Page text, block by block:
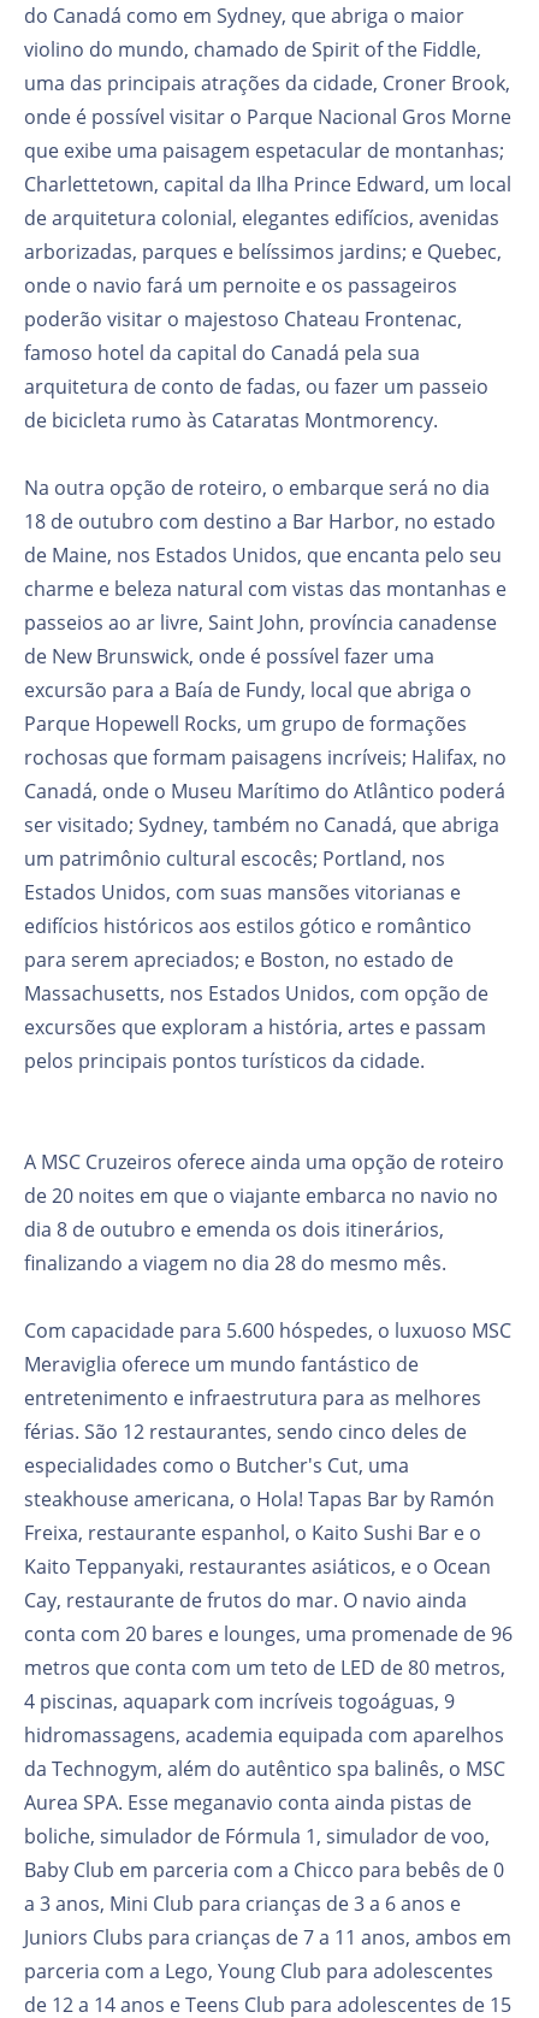
do Canadá como em Sydney, que abriga o maior
violino do mundo, chamado de Spirit of the Fiddle,
uma das principais atrações da cidade, Croner Brook,
onde é possível visitar o Parque Nacional Gros Morne
que exibe uma paisagem espetacular de montanhas;
Charlettetown, capital da Ilha Prince Edward, um local
de arquitetura colonial, elegantes edifícios, avenidas
arborizadas, parques e belíssimos jardins; e Quebec,
onde o navio fará um pernoite e os passageiros
poderão visitar o majestoso Chateau Frontenac,
famoso hotel da capital do Canadá pela sua
arquitetura de conto de fadas, ou fazer um passeio
de bicicleta rumo às Cataratas Montmorency.
Na outra opção de roteiro, o embarque será no dia
18 de outubro com destino a Bar Harbor, no estado
de Maine, nos Estados Unidos, que encanta pelo seu
charme e beleza natural com vistas das montanhas e
passeios ao ar livre, Saint John, província canadense
de New Brunswick, onde é possível fazer uma
excursão para a Baía de Fundy, local que abriga o
Parque Hopewell Rocks, um grupo de formações
rochosas que formam paisagens incríveis; Halifax, no
Canadá, onde o Museu Marítimo do Atlântico poderá
ser visitado; Sydney, também no Canadá, que abriga
um patrimônio cultural escocês; Portland, nos
Estados Unidos, com suas mansões vitorianas e
edifícios históricos aos estilos gótico e romântico
para serem apreciados; e Boston, no estado de
Massachusetts, nos Estados Unidos, com opção de
excursões que exploram a história, artes e passam
pelos principais pontos turísticos da cidade.
A MSC Cruzeiros oferece ainda uma opção de roteiro
de 20 noites em que o viajante embarca no navio no
dia 8 de outubro e emenda os dois itinerários,
finalizando a viagem no dia 28 do mesmo mês.
Com capacidade para 5.600 hóspedes, o luxuoso MSC
Meraviglia oferece um mundo fantástico de
entretenimento e infraestrutura para as melhores
férias. São 12 restaurantes, sendo cinco deles de
especialidades como o Butcher's Cut, uma
steakhouse americana, o Hola! Tapas Bar by Ramón
Freixa, restaurante espanhol, o Kaito Sushi Bar e o
Kaito Teppanyaki, restaurantes asiáticos, e o Ocean
Cay, restaurante de frutos do mar. O navio ainda
conta com 20 bares e lounges, uma promenade de 96
metros que conta com um teto de LED de 80 metros,
4 piscinas, aquapark com incríveis togoáguas, 9
hidromassagens, academia equipada com aparelhos
da Technogym, além do autêntico spa balinês, o MSC
Aurea SPA. Esse meganavio conta ainda pistas de
boliche, simulador de Fórmula 1, simulador de voo,
Baby Club em parceria com a Chicco para bebês de 0
a 3 anos, Mini Club para crianças de 3 a 6 anos e
Juniors Clubs para crianças de 7 a 11 anos, ambos em
parceria com a Lego, Young Club para adolescentes
de 12 a 14 anos e Teens Club para adolescentes de 15